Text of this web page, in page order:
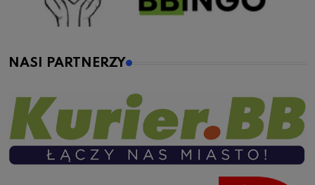
NASI PARTNERZY